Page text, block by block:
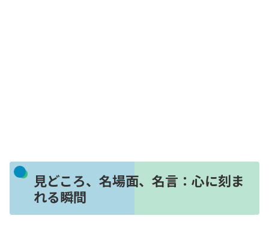
見どころ、名場面、名言：心に刻ま
れる瞬間